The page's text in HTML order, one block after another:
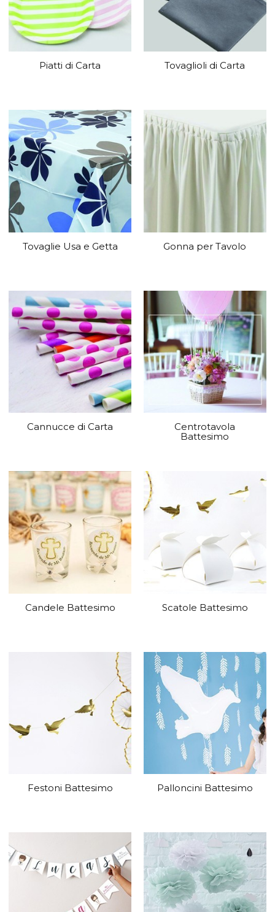
Piatti di Carta Tovaglioli di Carta
Tovaglie Usa e Getta Gonna per Tavolo
Cannucce di Carta
Centrotavola
Battesimo
Candele Battesimo Scatole Battesimo
Festoni Battesimo Palloncini Battesimo